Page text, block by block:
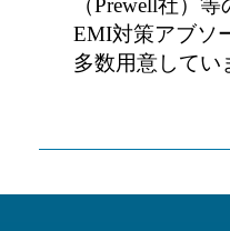
（Prewell社）
EMI対策アブソ
多数用意してい